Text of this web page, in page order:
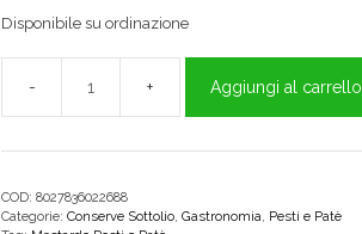
Disponibile su ordinazione
di
Pistacchio
Basilico
90g
Aggiungi al carrello
COD:8027836022688
Categorie:Conserve Sottolio,Gastronomia, Pesti e Patè